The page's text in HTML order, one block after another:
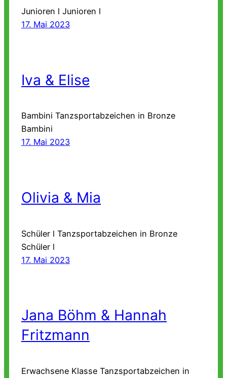
Junioren l Junioren l
17. Mai 2023
Iva & Elise
Bambini Tanzsportabzeichen in Bronze
Bambini
17. Mai 2023
Olivia & Mia
Schüler l Tanzsportabzeichen in Bronze
Schüler l
17. Mai 2023
Jana Böhm & Hannah
Fritzmann
Erwachsene Klasse Tanzsportabzeichen in